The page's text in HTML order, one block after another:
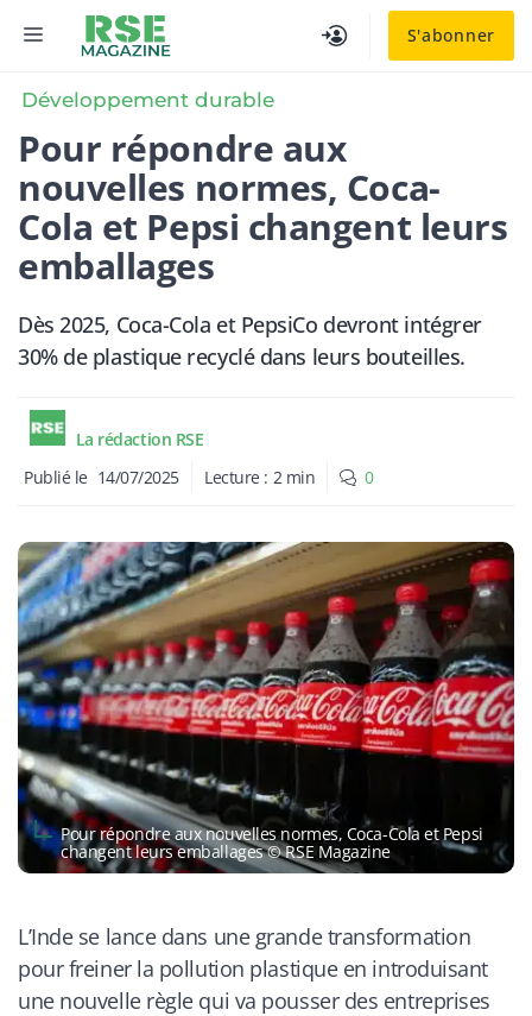
S'abonner
MENU
Développement durable
Pour répondre aux
nouvelles normes, Coca-
Cola et Pepsi changent leurs
emballages
Dès 2025, Coca-Cola et PepsiCo devront intégrer
30% de plastique recyclé dans leurs bouteilles.
La rédaction RSE
Publié le 14/07/2025 Lecture : 2 min 0
Pour répondre aux nouvelles normes, Coca-Cola et Pepsi
changent leurs emballages © RSE Magazine
L’Inde se lance dans une grande transformation
pour freiner la pollution plastique en introduisant
une nouvelle règle qui va pousser des entreprises